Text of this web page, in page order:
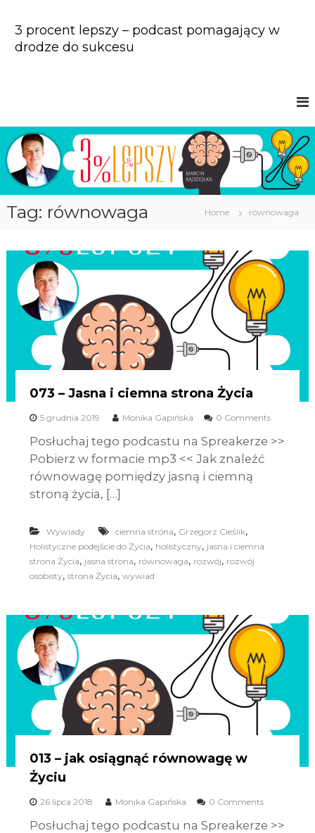
n
e
n
3 procent lepszy – podcast pomagający w
drodze do sukcesu
Tag: równowaga Home równowaga
073 – Jasna i ciemna strona Życia
5 grudnia 2019 Monika Gapińska 0 Comments
Posłuchaj tego podcastu na Spreakerze >>
Pobierz w formacie mp3 << Jak znaleźć
równowagę pomiędzy jasną i ciemną
stroną życia, […]
Wywiady ciemna strona, Grzegorz Cieślik,
Holistyczne podejście do Życia, holistyczny, jasna i ciemna
strona Życia, jasna strona, równowaga, rozwój, rozwój
osobisty, strona Życia, wywiad
013 – jak osiągnąć równowagę w
Życiu
26 lipca 2018 Monika Gapińska 0 Comments
Posłuchaj tego podcastu na Spreakerze >>